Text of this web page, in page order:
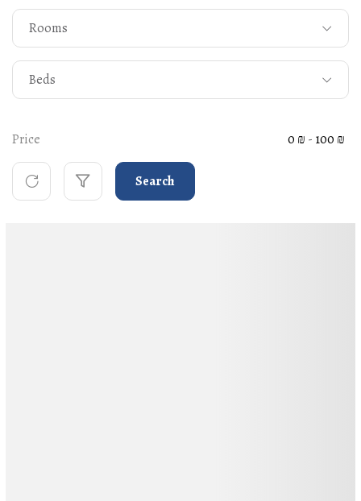
Rooms
Beds
Price 0 ₪ - 100 ₪
Search